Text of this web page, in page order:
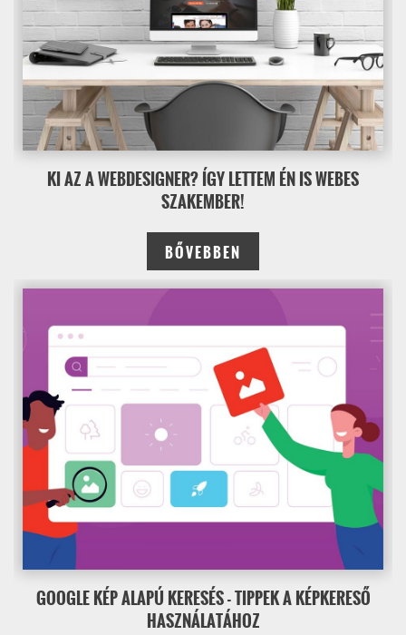
KI AZ A WEBDESIGNER? ÍGY LETTEM ÉN IS WEBES
SZAKEMBER!
BŐVEBBEN
GOOGLE KÉP ALAPÚ KERESÉS - TIPPEK A KÉPKERESŐ
HASZNÁLATÁHOZ